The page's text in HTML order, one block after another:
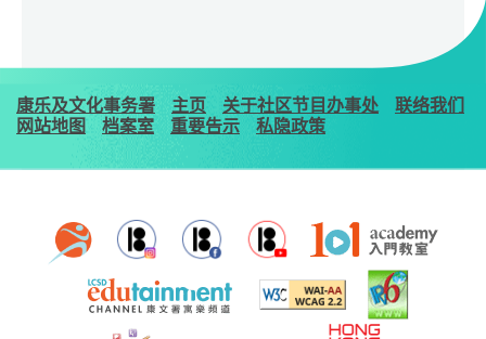
康乐及文化事务署 主页 关于社区节目办事处
联络我们
网站地图
档案室 重要告示 私隐政策